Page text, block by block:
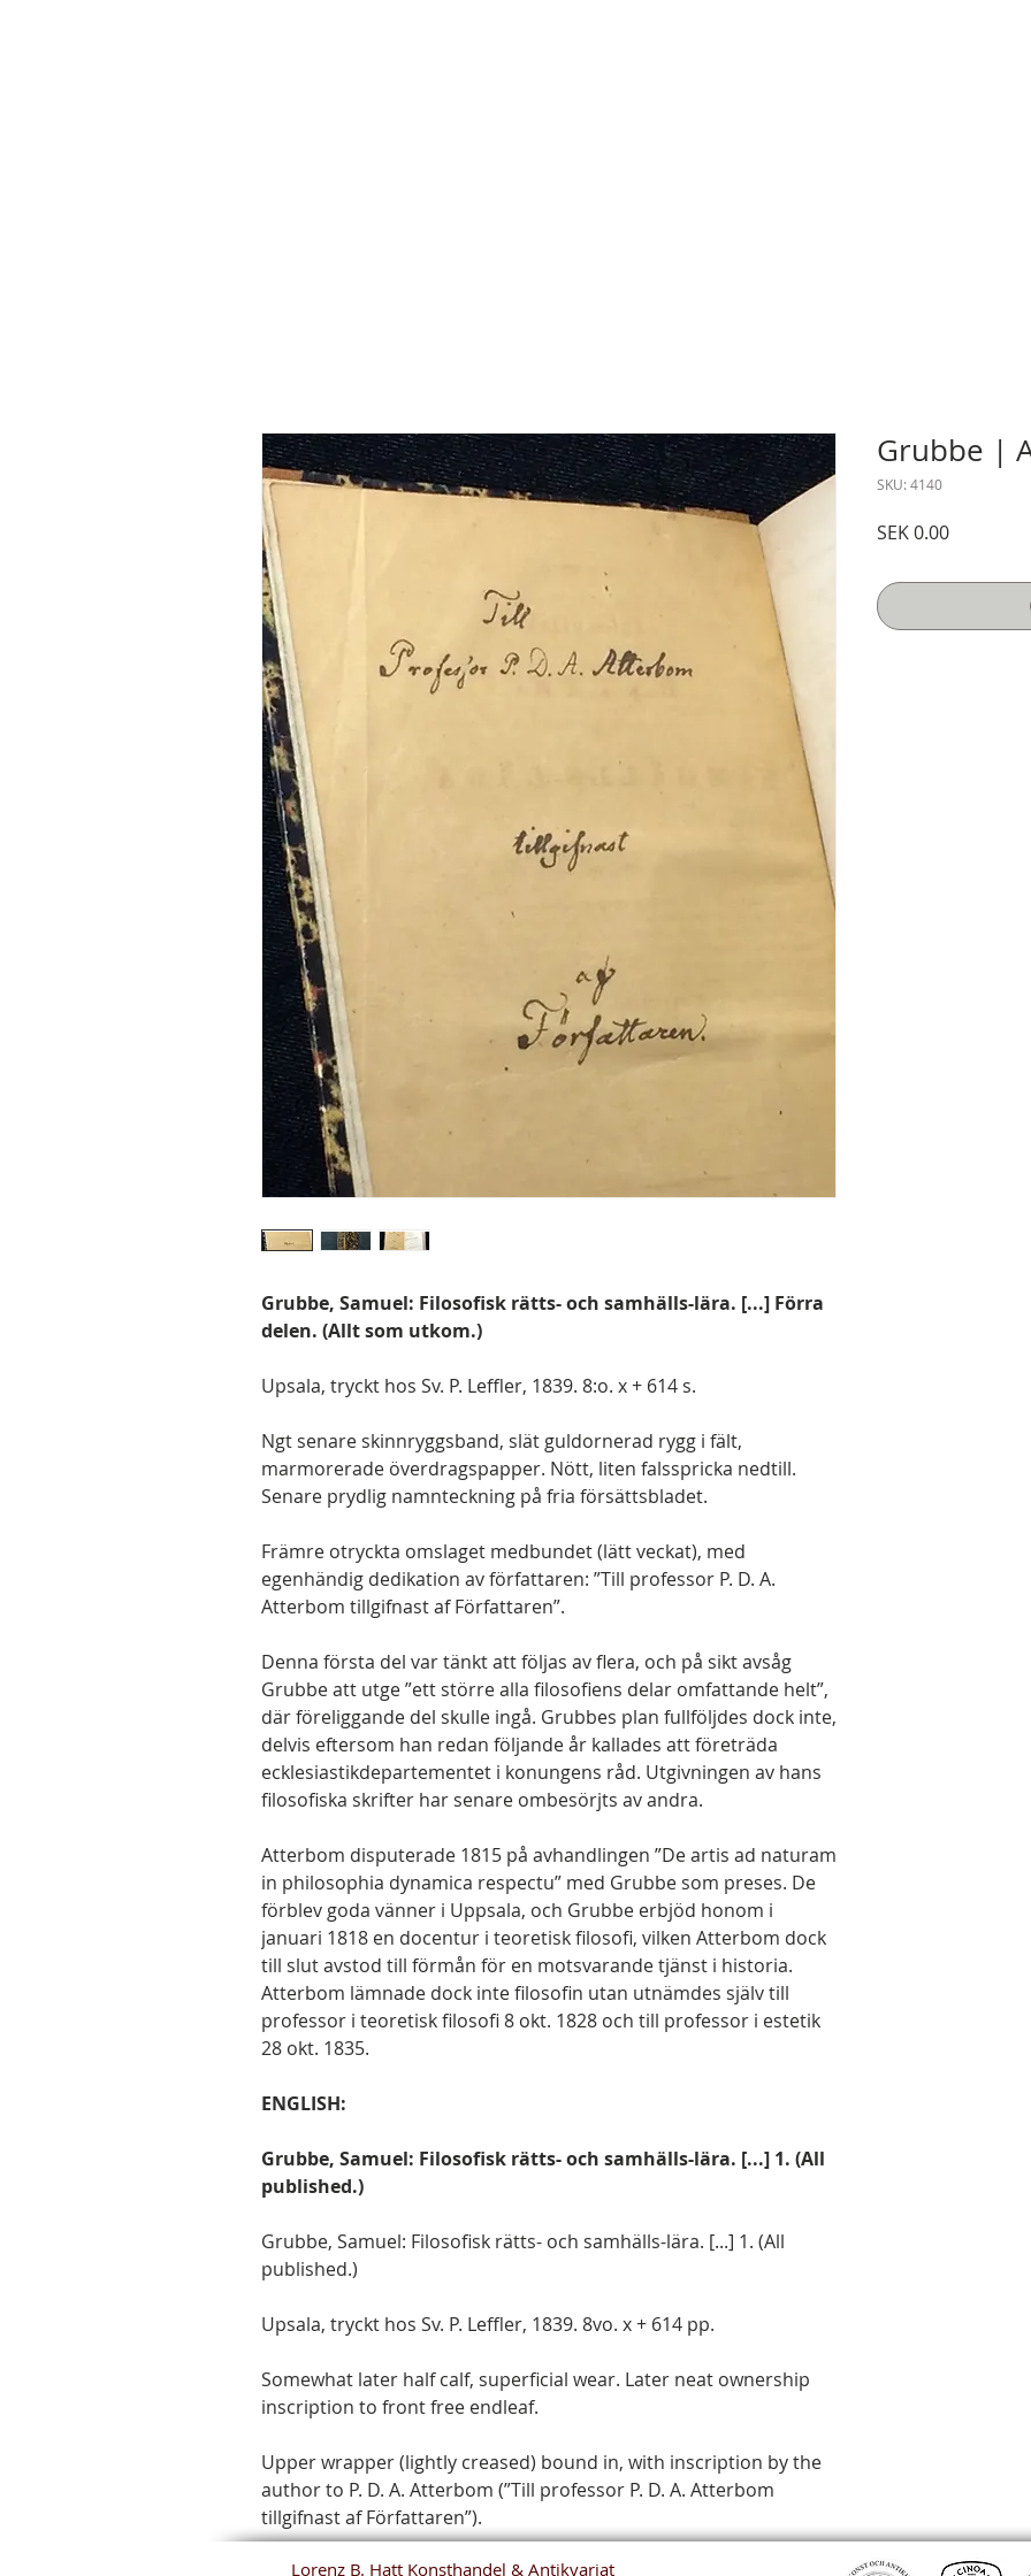
Grubbe, Samuel: Filosofisk rätts- och samhälls-lära. [...] Förra
delen. (Allt som utkom.)
Upsala, tryckt hos Sv. P. Leffler, 1839. 8:o. x + 614 s.
Ngt senare skinnryggsband, slät guldornerad rygg i fält,
marmorerade överdragspapper. Nött, liten falsspricka nedtill.
Senare prydlig namnteckning på fria försättsbladet.
Främre otryckta omslaget medbundet (lätt veckat), med
egenhändig dedikation av författaren: ”Till professor P. D. A.
Atterbom tillgifnast af Författaren”.
Denna första del var tänkt att följas av flera, och på sikt avsåg
Grubbe att utge ”ett större alla filosofiens delar omfattande helt”,
där föreliggande del skulle ingå. Grubbes plan fullföljdes dock inte,
delvis eftersom han redan följande år kallades att företräda
ecklesiastikdepartementet i konungens råd. Utgivningen av hans
filosofiska skrifter har senare ombesörjts av andra.
Atterbom disputerade 1815 på avhandlingen ”De artis ad naturam
in philosophia dynamica respectu” med Grubbe som preses. De
förblev goda vänner i Uppsala, och Grubbe erbjöd honom i
januari 1818 en docentur i teoretisk filosofi, vilken Atterbom dock
till slut avstod till förmån för en motsvarande tjänst i historia.
Atterbom lämnade dock inte filosofin utan utnämdes själv till
professor i teoretisk filosofi 8 okt. 1828 och till professor i estetik
28 okt. 1835.
ENGLISH:
Grubbe, Samuel: Filosofisk rätts- och samhälls-lära. [...] 1. (All
published.)
Grubbe, Samuel: Filosofisk rätts- och samhälls-lära. [...] 1. (All
published.)
Upsala, tryckt hos Sv. P. Leffler, 1839. 8vo. x + 614 pp.
Somewhat later half calf, superficial wear. Later neat ownership
inscription to front free endleaf.
Upper wrapper (lightly creased) bound in, with inscription by the
author to P. D. A. Atterbom (”Till professor P. D. A. Atterbom
tillgifnast af Författaren”).
Grubbe |
SKU: 4140
SEK 0.00Price
Lorenz B. Hatt Konsthandel & Antikvariat